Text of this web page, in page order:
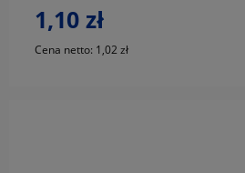
1,10 zł
Cena netto: 1,02 zł